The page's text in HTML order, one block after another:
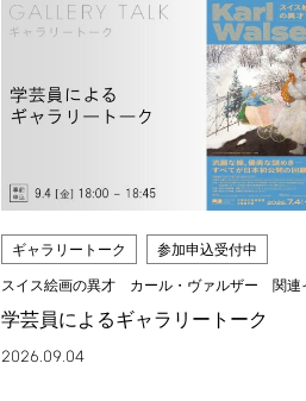
ギャラリートーク 参加申込受付中
スイス絵画の異才 カール・ヴァルザー 関連
学芸員によるギャラリートーク
2026.09.04